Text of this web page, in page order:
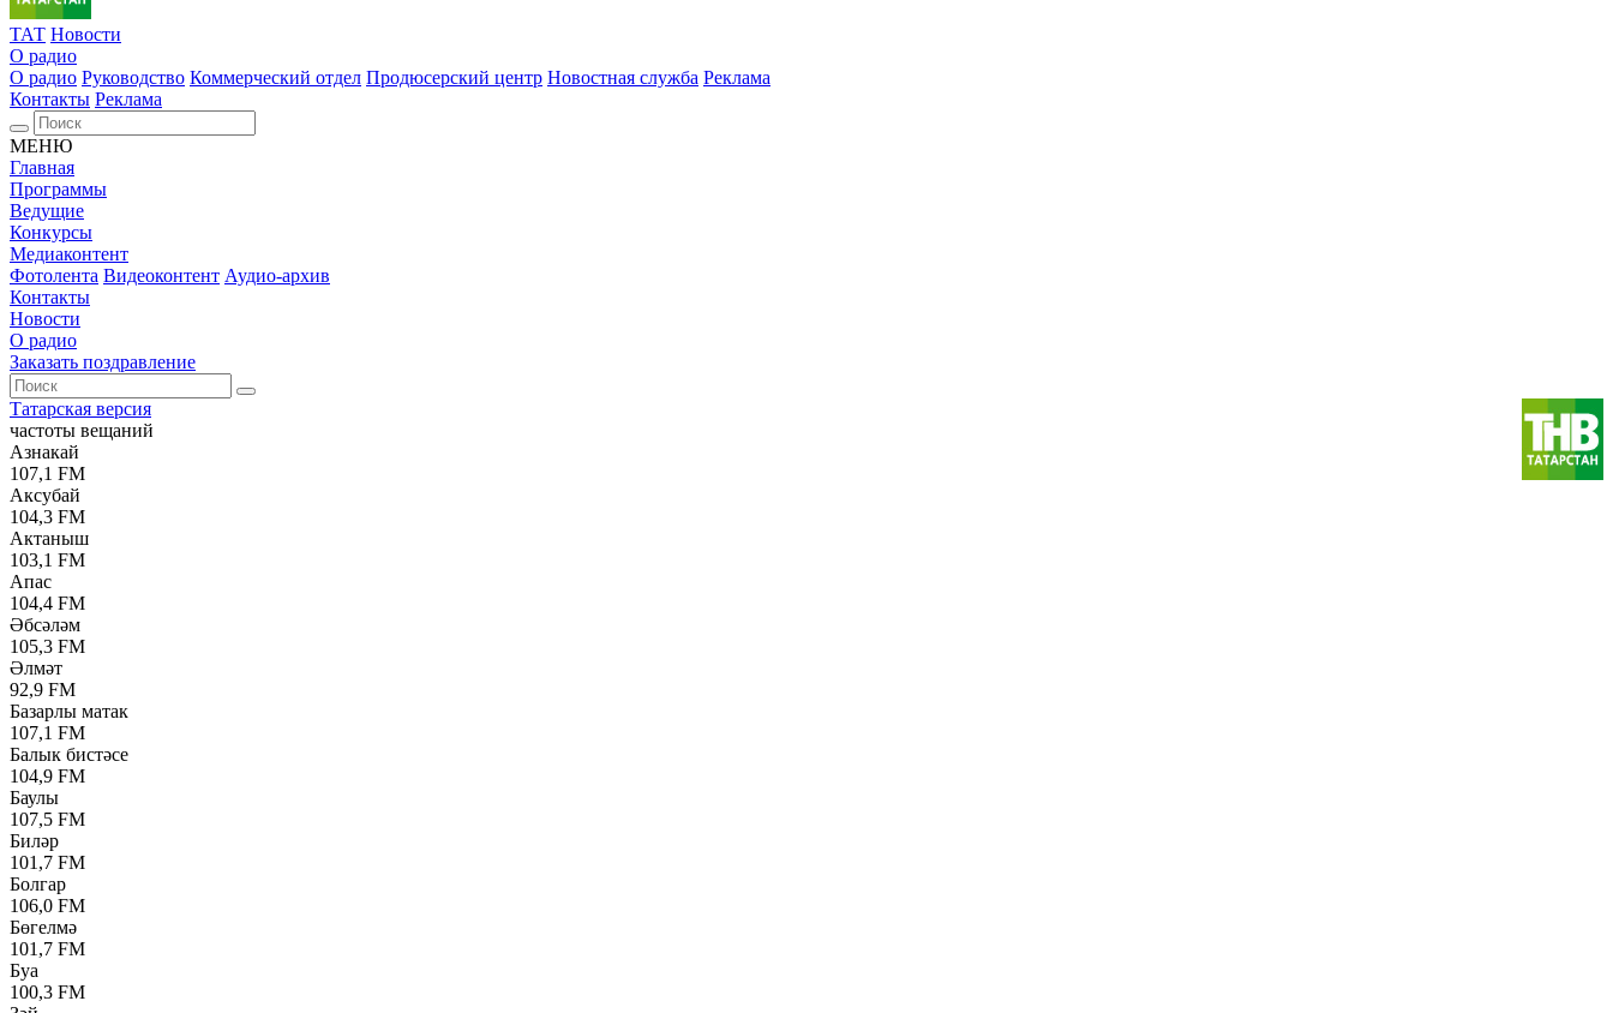
ТАТ Новости
О радио
О радио Руководство Коммерческий отдел Продюсерский центр Новостная служба Реклама
Контакты Реклама
МЕНЮ
Главная
Программы
Ведущие
Конкурсы
Медиаконтент
Фотолента Видеоконтент Аудио-архив
Контакты
Новости
О радио
Заказать поздравление
Татарская версия
частоты вещаний
Азнакай
107,1 FM
Аксубай
104,3 FM
Актаныш
103,1 FM
Апас
104,4 FM
Әбсәләм
105,3 FM
Әлмәт
92,9 FM
Базарлы матак
107,1 FM
Балык бистәсе
104,9 FM
Баулы
107,5 FM
Биләр
101,7 FM
Болгар
106,0 FM
Бөгелмә
101,7 FM
Буа
100,3 FM